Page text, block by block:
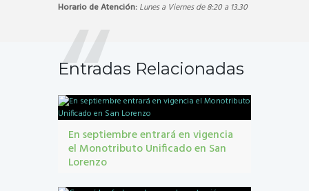
Horario de Atención: Lunes a Viernes de 8:20 a 13.30
Entradas Relacionadas
En septiembre entrará en vigencia
el Monotributo Unificado en San
Lorenzo
Unificado